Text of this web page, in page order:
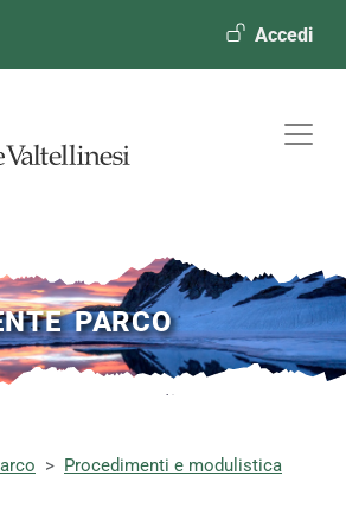
Menù
Accedi
PARCO
Procedimenti e modulistica